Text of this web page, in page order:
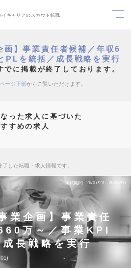
イキャリアのスカウト転職
画】事業責任者候補／年収6
PLを統括／成長戦略を実行
に掲載が終了しております。
ページ下部からご覧いただけます。
った求人に基づいた
すめの求人
了した転職・求人情報です。
掲載期間 26/07/23～26/08/05
業企画】事業責任
万～／事業KPI
長戦略を実行